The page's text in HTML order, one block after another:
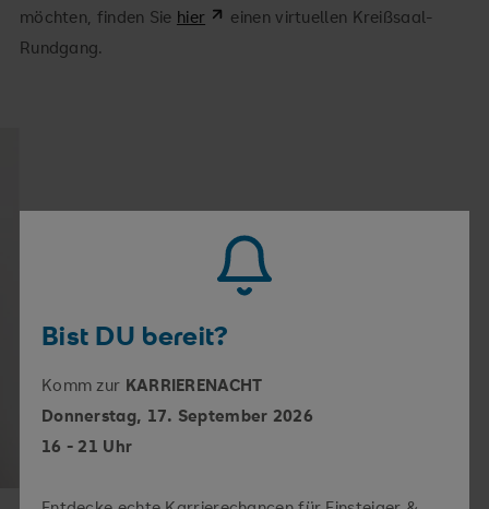
Bist DU bereit?
Komm zur KARRIERENACHT
Donnerstag, 17. September 2026
16 - 21 Uhr
möchten, finden Sie hier einen virtuellen Kreißsaal-
Rundgang.